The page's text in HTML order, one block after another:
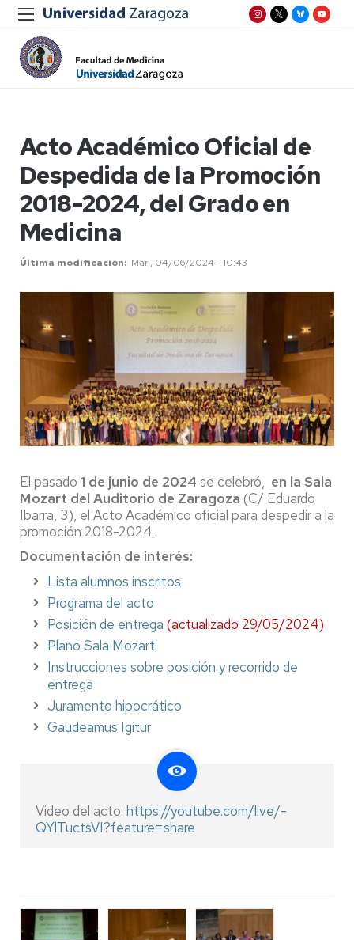
Acto Académico Oficial de
Despedida de la Promoción
2018-2024, del Grado en
Medicina
Última modificación Mar , 04/06/2024 - 10:43
El pasado 1 de junio de 2024 se celebró, en la Sala
Mozart del Auditorio de Zaragoza (C/ Eduardo
Ibarra, 3), el Acto Académico oficial para despedir a la
promoción 2018-2024.
Documentación de interés:
Lista alumnos inscritos
Programa del acto
Posición de entrega (actualizado 29/05/2024)
Plano Sala Mozart
Instrucciones sobre posición y recorrido de
entrega
Juramento hipocrático
Gaudeamus Igitur
Video del acto: https://youtube.com/live/-
QYlTuctsVI?feature=share